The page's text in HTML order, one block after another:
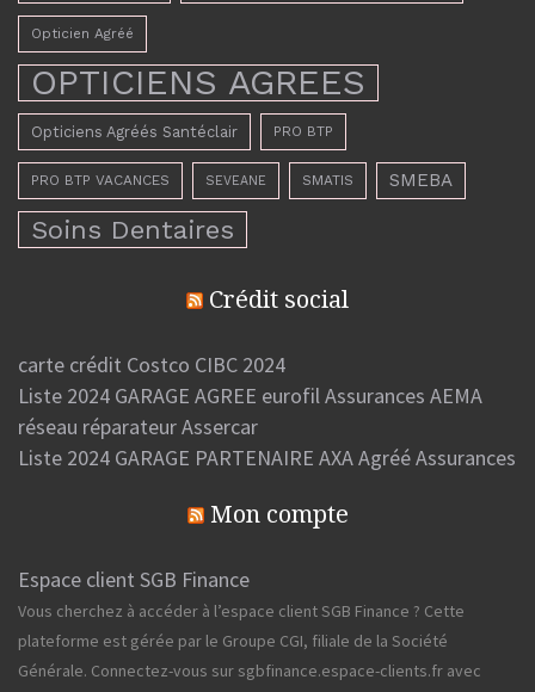
Opticien Agréé
OPTICIENS AGREES
Opticiens Agréés Santéclair PRO BTP
PRO BTP VACANCES SEVEANE SMATIS SMEBA
Soins Dentaires
Crédit social
carte crédit Costco CIBC 2024
Liste 2024 GARAGE AGREE eurofil Assurances AEMA
réseau réparateur Assercar
Liste 2024 GARAGE PARTENAIRE AXA Agréé Assurances
Mon compte
Espace client SGB Finance
Vous cherchez à accéder à l’espace client SGB Finance ? Cette
plateforme est gérée par le Groupe CGI, filiale de la Société
Générale. Connectez-vous sur sgbfinance.espace-clients.fr avec